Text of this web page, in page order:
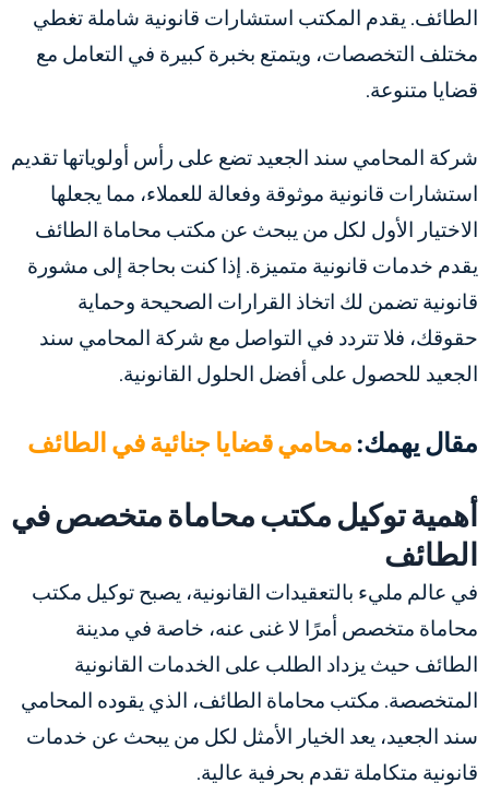
الطائف. يقدم المكتب استشارات قانونية شاملة تغطي
مختلف التخصصات، ويتمتع بخبرة كبيرة في التعامل مع
قضايا متنوعة.
شركة المحامي سند الجعيد تضع على رأس أولوياتها تقديم
استشارات قانونية موثوقة وفعالة للعملاء، مما يجعلها
الاختيار الأول لكل من يبحث عن مكتب محاماة الطائف
يقدم خدمات قانونية متميزة. إذا كنت بحاجة إلى مشورة
قانونية تضمن لك اتخاذ القرارات الصحيحة وحماية
حقوقك، فلا تتردد في التواصل مع شركة المحامي سند
الجعيد للحصول على أفضل الحلول القانونية.
مقال يهمك: محامي قضايا جنائية في الطائف
أهمية توكيل مكتب محاماة متخصص في
الطائف
في عالم مليء بالتعقيدات القانونية، يصبح توكيل مكتب
محاماة متخصص أمرًا لا غنى عنه، خاصة في مدينة
الطائف حيث يزداد الطلب على الخدمات القانونية
المتخصصة. مكتب محاماة الطائف، الذي يقوده المحامي
سند الجعيد، يعد الخيار الأمثل لكل من يبحث عن خدمات
قانونية متكاملة تقدم بحرفية عالية.